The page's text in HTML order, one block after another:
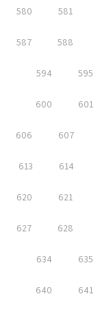
580 581
587 588
594 595
600 601
606 607
613 614
620 621
627 628
634 635
640 641